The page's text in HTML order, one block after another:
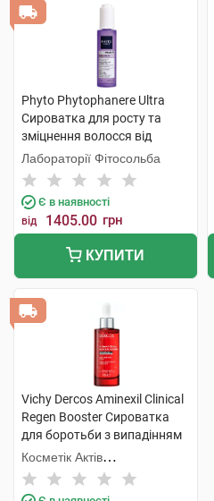
Phyto Phytophanere Ultra
Сироватка для росту та
зміцнення волосся від
корінців до самих кінчиків
50 мл 1 флакон
Лабораторії Фітосольба
Є в наявності
від 1405.00 грн
КУПИТИ
Vichy Dercos Aminexil Clinical
Regen Booster Сироватка
для боротьби з випадінням
волосся 90 мл 1 флакон
Косметік Актів
Інтернаціональ